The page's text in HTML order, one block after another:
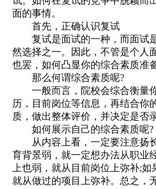
面的事情。
首先，正确认识复试
复试是面试的一种，而面试
然选择之一。因此，不管是个人
也罢，如何凸显你的综合素质准
那么何谓综合素质呢?
一般而言，院校会综合衡量
历，目前岗位等信息，再结合你
质，做出整体评价，并决定是否
如何展示自己的综合素质呢?
从内容上看，一定要注意扬
育背景弱，就一定想办法从职业
上也弱，就从目前岗位上弥补;如
就从做过的项目上弥补。总之，